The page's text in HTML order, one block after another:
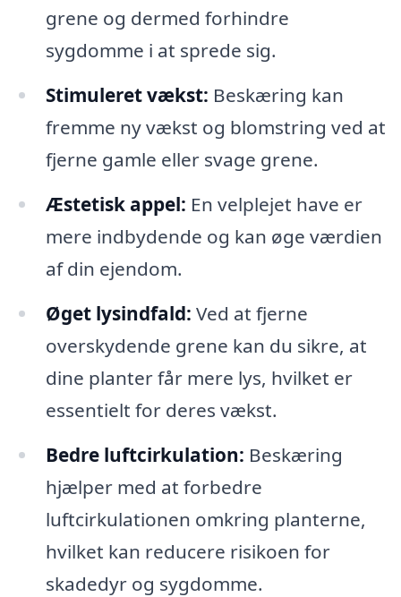
grene og dermed forhindre
sygdomme i at sprede sig.
Stimuleret vækst: Beskæring kan
fremme ny vækst og blomstring ved at
fjerne gamle eller svage grene.
Æstetisk appel: En velplejet have er
mere indbydende og kan øge værdien
af din ejendom.
Øget lysindfald: Ved at fjerne
overskydende grene kan du sikre, at
dine planter får mere lys, hvilket er
essentielt for deres vækst.
Bedre luftcirkulation: Beskæring
hjælper med at forbedre
luftcirkulationen omkring planterne,
hvilket kan reducere risikoen for
skadedyr og sygdomme.